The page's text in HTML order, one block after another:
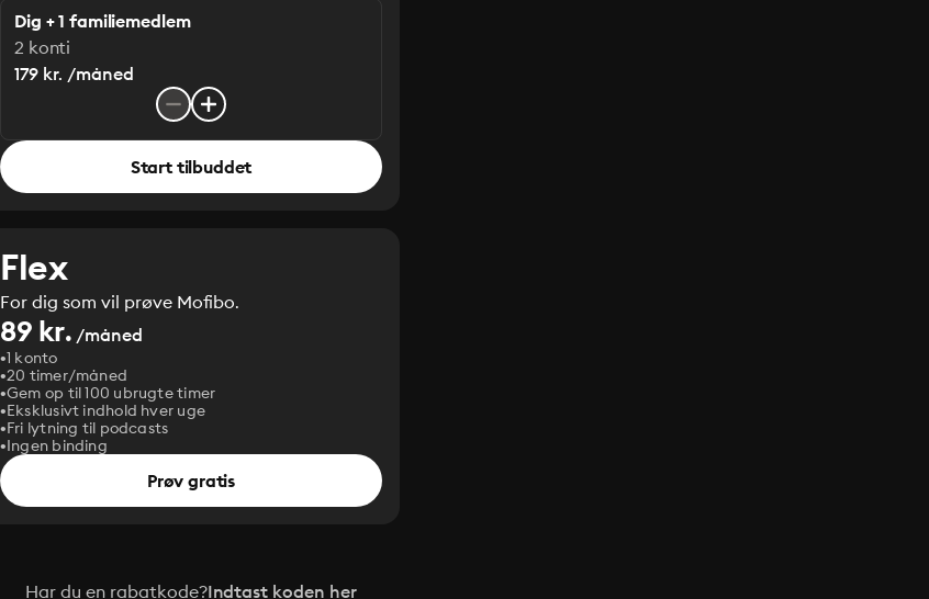
Dig + 1 familiemedlem
2 konti
179 kr. /måned
Start tilbuddet
Flex
For dig som vil prøve Mofibo.
89 kr. /måned
1 konto
20 timer/måned
Gem op til 100 ubrugte timer
Eksklusivt indhold hver uge
Fri lytning til podcasts
Ingen binding
Prøv gratis
Har du en rabatkode?Indtast koden her